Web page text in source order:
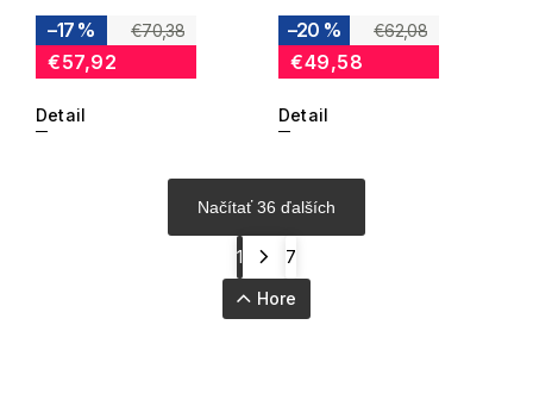
€70,38
–17 %
€57,92
Detail
€62,08
–20 %
€49,58
Detail
Načítať 36 ďalších
1 7
Hore